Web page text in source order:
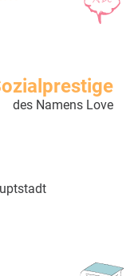
des Namens Love